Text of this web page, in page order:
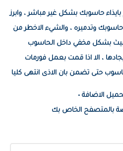
حاسوبك بشكل غير مباشر ، وابرز
وتدميره ، والشيء الاخطر من
خبيث بشكل مخفي داخل الحاسوب
، الا اذا قمت بعمل فورمات
حتى تضمن بان الاذى انتهى كليا
الاضافة •
بالمتصفح الخاص بك